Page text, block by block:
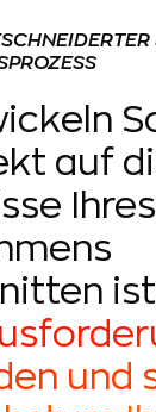
auf
Ihres
und